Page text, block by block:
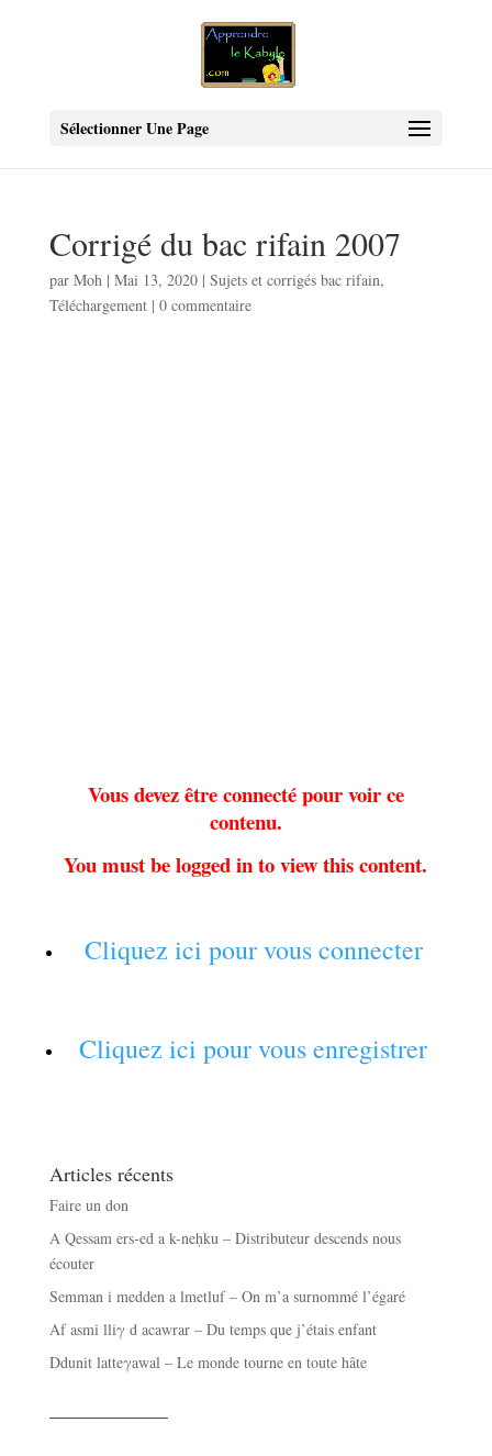
Sélectionner Une Page
Corrigé du bac rifain 2007
par Moh| Mai 13, 2020| Sujets et corrigés bac rifain,
Téléchargement| 0 commentaire
Vous devez être connecté pour voir ce
contenu.
You must be logged in to view this content.
Cliquez ici pour vous connecter
Cliquez ici pour vous enregistrer
Articles récents
Faire un don
A Qessam ers-ed a k-neḥku – Distributeur descends nous
écouter
Semman i medden a lmetluf – On m’a surnommé l’égaré
Af asmi lliγ d acawrar – Du temps que j’étais enfant
Ddunit latteγawal – Le monde tourne en toute hâte
——————